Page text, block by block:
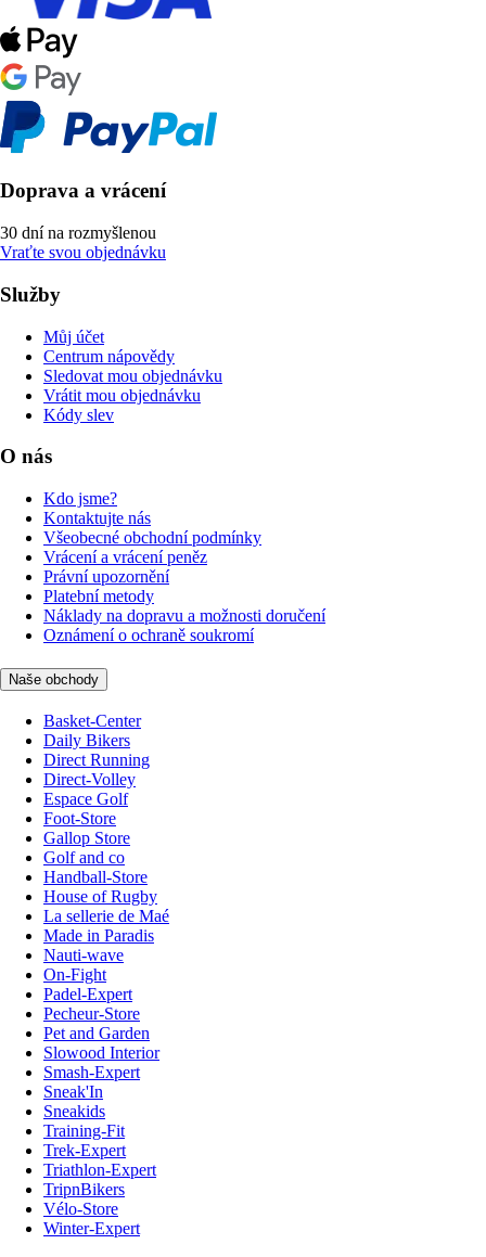
Doprava a vrácení
30 dní na rozmyšlenou
Vraťte svou objednávku
Služby
Můj účet
Centrum nápovědy
Sledovat mou objednávku
Vrátit mou objednávku
Kódy slev
O nás
Kdo jsme?
Kontaktujte nás
Všeobecné obchodní podmínky
Vrácení a vrácení peněz
Právní upozornění
Platební metody
Náklady na dopravu a možnosti doručení
Oznámení o ochraně soukromí
Naše obchody
Basket-Center
Daily Bikers
Direct Running
Direct-Volley
Espace Golf
Foot-Store
Gallop Store
Golf and co
Handball-Store
House of Rugby
La sellerie de Maé
Made in Paradis
Nauti-wave
On-Fight
Padel-Expert
Pecheur-Store
Pet and Garden
Slowood Interior
Smash-Expert
Sneak'In
Sneakids
Training-Fit
Trek-Expert
Triathlon-Expert
TripnBikers
Vélo-Store
Winter-Expert